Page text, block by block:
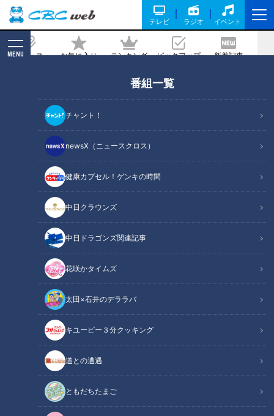
テレビ ラジオ イベント
ニュース お気に入り ランキング ピックアップ 新着記事
MENU
番組一覧
チャント！
newsX（ニュースクロス）
健康カプセル！ゲンキの時間
中日クラウンズ
中日ドラゴンズ関連記事
花咲かタイムズ
太田×石井のデララバ
キユーピー３分クッキング
道との遭遇
ともだちたまご
「三六災害」によって廃村に至った歴史
を“道”から紐解く旅
記事に戻る
CBCテレビ『道との遭遇』
この記事の画像（全12枚）